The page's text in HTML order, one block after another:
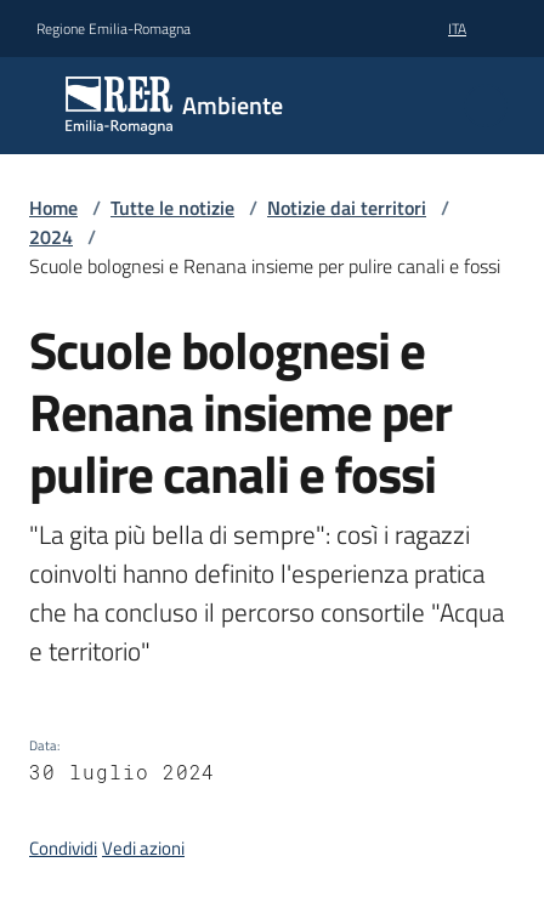
Regione Emilia-Romagna ITA
Ambiente
Ambiente
Atti
Bandi
Piani
Programmi
Progetti
Seguici
su
Home / Tutte le notizie / Notizie dai territori /
2024 /
Scuole bolognesi e Renana insieme per pulire canali e fossi
Salta al contenuto
Scuole bolognesi e
Renana insieme per
pulire canali e fossi
"La gita più bella di sempre": così i ragazzi
coinvolti hanno definito l'esperienza pratica
che ha concluso il percorso consortile "Acqua
e territorio"
Data:
30 luglio 2024
CondividiVedi azioni